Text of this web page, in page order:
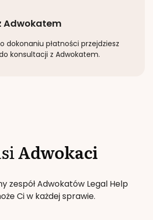
Adwokatem
dokonaniu płatności przejdziesz
konsultacji z Adwokatem.
Adwokaci
zespół Adwokatów Legal Help
Ci w każdej sprawie.